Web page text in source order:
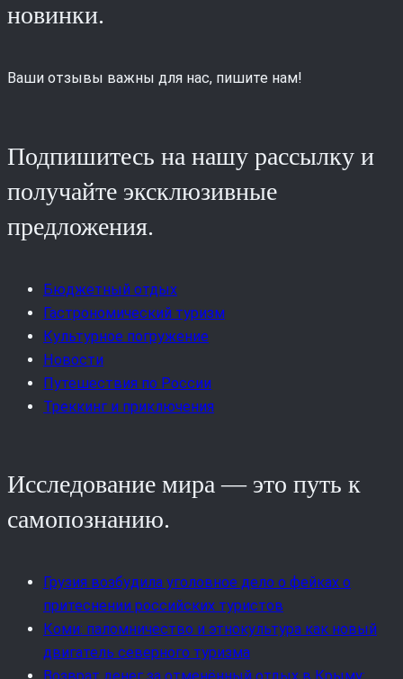
новинки.
Ваши отзывы важны для нас, пишите нам!
Подпишитесь на нашу рассылку и
получайте эксклюзивные
предложения.
Бюджетный отдых
Гастрономический туризм
Культурное погружение
Новости
Путешествия по России
Треккинг и приключения
Исследование мира — это путь к
самопознанию.
Грузия возбудила уголовное дело о фейках о
притеснении российских туристов
Коми: паломничество и этнокультура как новый
двигатель северного туризма